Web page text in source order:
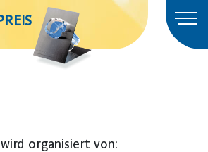
organisiert von: